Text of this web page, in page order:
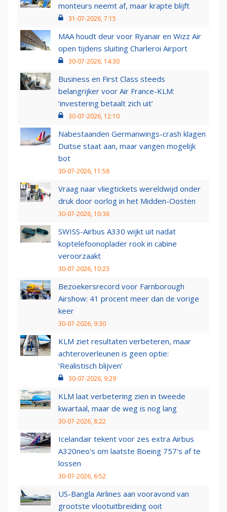
monteurs neemt af, maar krapte blijft
31-07-2026, 7:15
MAA houdt deur voor Ryanair en Wizz Air
open tijdens sluiting Charleroi Airport
30-07-2026, 14:30
Business en First Class steeds
belangrijker voor Air France-KLM:
‘investering betaalt zich uit’
30-07-2026, 12:10
Nabestaanden Germanwings-crash klagen
Duitse staat aan, maar vangen mogelijk
bot
30-07-2026, 11:58
Vraag naar vliegtickets wereldwijd onder
druk door oorlog in het Midden-Oosten
30-07-2026, 10:36
SWISS-Airbus A330 wijkt uit nadat
koptelefoonoplader rook in cabine
veroorzaakt
30-07-2026, 10:23
Bezoekersrecord voor Farnborough
Airshow: 41 procent meer dan de vorige
keer
30-07-2026, 9:30
KLM ziet resultaten verbeteren, maar
achteroverleunen is geen optie:
‘Realistisch blijven’
30-07-2026, 9:29
KLM laat verbetering zien in tweede
kwartaal, maar de weg is nog lang
30-07-2026, 8:22
Icelandair tekent voor zes extra Airbus
A320neo's om laatste Boeing 757's af te
lossen
30-07-2026, 6:52
US-Bangla Airlines aan vooravond van
grootste vlootuitbreiding ooit